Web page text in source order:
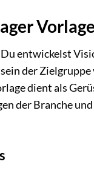
Vorlage
entwickelst
der
dient als
der Branche